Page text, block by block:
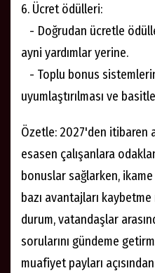
6. Ücret ödülleri:
- Doğrudan ücretle
ayni yardımlar yerine.
- Toplu bonus
uyumlaştırılması ve
Özetle: 2027'den itibaren
esasen çalışanlara
bonuslar sağlarken,
bazı avantajları
durum, vatandaşlar
sorularını gündeme
muafiyet payları